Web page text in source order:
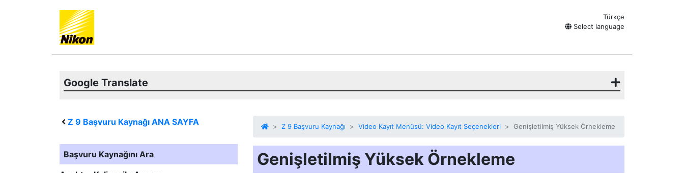
Türkçe
Select language
Google Translate
Z 9 Başvuru Kaynağı ANA SAYFA
Başvuru Kaynağını Ara
Z 9 Başvuru Kaynağı Video Kayıt Menüsü: Video Kayıt Seçenekleri Genişletilmiş Yüksek Örnekleme
Genişletilmiş Yüksek Örnekleme